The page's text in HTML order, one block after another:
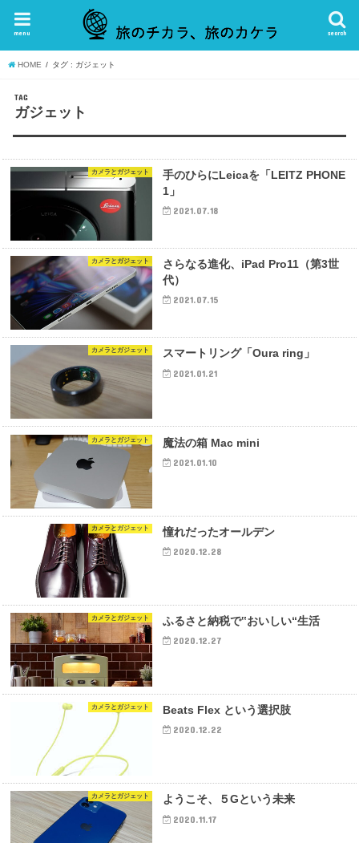
search
menu
HOME タグ : ガジェット
TAG
ガジェット
カメラとガジェット
手のひらにLeicaを「LEITZ PHONE
1」
2021.07.18
カメラとガジェット
さらなる進化、iPad Pro11（第3世
代）
2021.07.15
カメラとガジェット スマートリング「Oura ring」
2021.01.21
カメラとガジェット 魔法の箱 Mac mini
2021.01.10
カメラとガジェット 憧れだったオールデン
2020.12.28
カメラとガジェット ふるさと納税で‟おいしい“生活
2020.12.27
カメラとガジェット Beats Flex という選択肢
2020.12.22
カメラとガジェット ようこそ、５Gという未来
2020.11.17